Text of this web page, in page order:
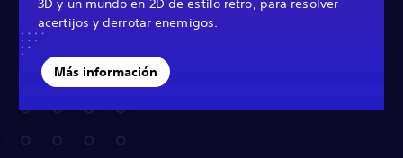
3D y un mundo en 2D de estilo retro, para resolver
acertijos y derrotar enemigos.
Más información